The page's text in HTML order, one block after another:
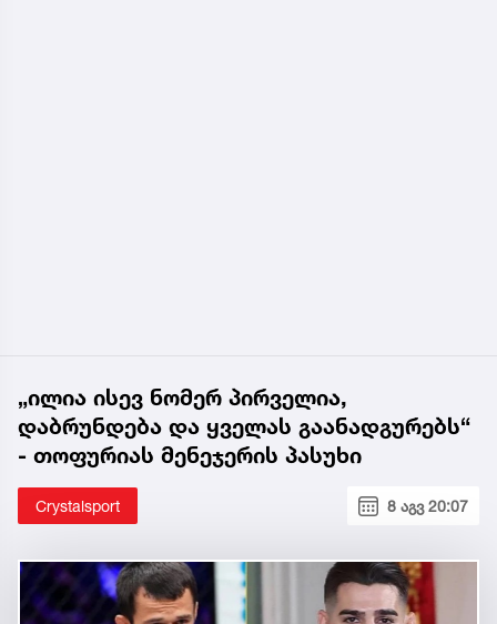
„ილია ისევ ნომერ პირველია,
დაბრუნდება და ყველას გაანადგურებს“
- თოფურიას მენეჯერის პასუხი
Crystalsport 8 აგვ 20:07